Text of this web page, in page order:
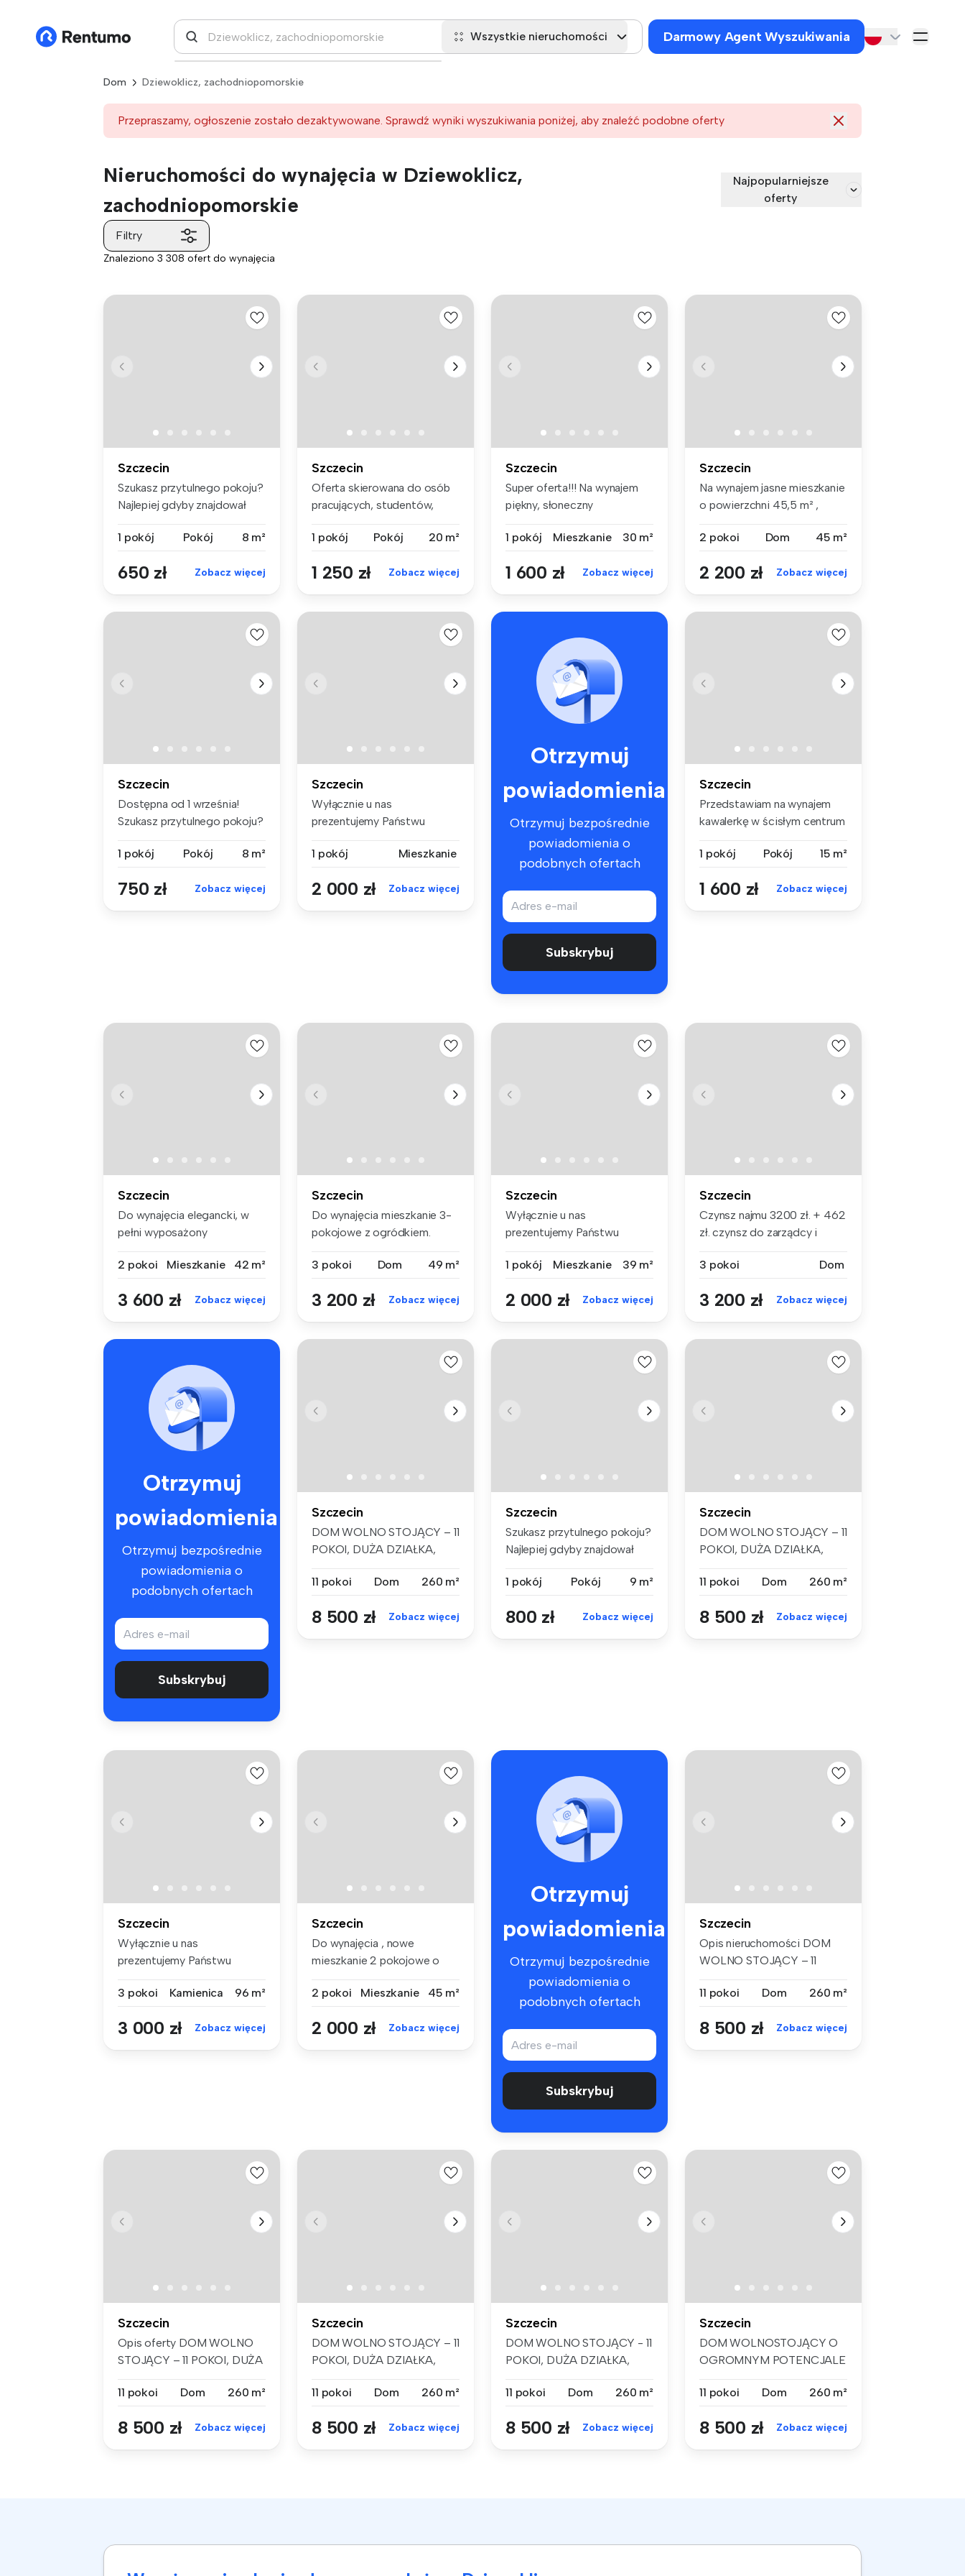
Wszystkie nieruchomości Darmowy Agent Wyszukiwania
Dom Dziewoklicz, zachodniopomorskie
Przepraszamy, ogłoszenie zostało dezaktywowane. Sprawdź wyniki wyszukiwania poniżej, aby znaleźć podobne oferty
Nieruchomości do wynajęcia w Dziewoklicz,
zachodniopomorskie
Najpopularniejsze
oferty
Filtry
Znaleziono 3 308 ofert do wynajęcia
Szczecin
Szukasz przytulnego pokoju?
Najlepiej gdyby znajdował
1 pokój
Pokój 8 m²
650 zł Zobacz więcej
Szczecin
Oferta skierowana do osób
pracujących, studentów,
1 pokój
Pokój 20 m²
1 250 zł Zobacz więcej
Szczecin
Super oferta!!! Na wynajem
piękny, słoneczny
1 pokój
Mieszkanie 30 m²
1 600 zł Zobacz więcej
Szczecin
Na wynajem jasne mieszkanie
o powierzchni 45,5 m² ,
2 pokoi
Dom 45 m²
2 200 zł Zobacz więcej
Szczecin
Dostępna od 1 września!
Szukasz przytulnego pokoju?
1 pokój
Pokój 8 m²
750 zł Zobacz więcej
Szczecin
Wyłącznie u nas
prezentujemy Państwu
1 pokój
Mieszkanie
2 000 zł Zobacz więcej
Otrzymuj
powiadomienia
Otrzymuj bezpośrednie
powiadomienia o
podobnych ofertach
Subskrybuj
Szczecin
Przedstawiam na wynajem
kawalerkę w ścisłym centrum
1 pokój
Pokój 15 m²
1 600 zł Zobacz więcej
Szczecin
Do wynajęcia elegancki, w
pełni wyposażony
2 pokoi
Mieszkanie 42 m²
3 600 zł Zobacz więcej
Szczecin
Do wynajęcia mieszkanie 3-
pokojowe z ogródkiem.
3 pokoi
Dom 49 m²
3 200 zł Zobacz więcej
Szczecin
Wyłącznie u nas
prezentujemy Państwu
1 pokój
Mieszkanie 39 m²
2 000 zł Zobacz więcej
Szczecin
Czynsz najmu 3200 zł. + 462
zł. czynsz do zarządcy i
3 pokoi
Dom
3 200 zł Zobacz więcej
Otrzymuj
powiadomienia
Otrzymuj bezpośrednie
powiadomienia o
podobnych ofertach
Subskrybuj
Szczecin
DOM WOLNO STOJĄCY – 11
POKOI, DUŻA DZIAŁKA,
11 pokoi
Dom 260 m²
8 500 zł Zobacz więcej
Szczecin
Szukasz przytulnego pokoju?
Najlepiej gdyby znajdował
1 pokój
Pokój 9 m²
800 zł Zobacz więcej
Szczecin
DOM WOLNO STOJĄCY – 11
POKOI, DUŻA DZIAŁKA,
11 pokoi
Dom 260 m²
8 500 zł Zobacz więcej
Szczecin
Wyłącznie u nas
prezentujemy Państwu
3 pokoi
Kamienica 96 m²
3 000 zł Zobacz więcej
Szczecin
Do wynajęcia , nowe
mieszkanie 2 pokojowe o
2 pokoi
Mieszkanie 45 m²
2 000 zł Zobacz więcej
Otrzymuj
powiadomienia
Otrzymuj bezpośrednie
powiadomienia o
podobnych ofertach
Subskrybuj
Szczecin
Opis nieruchomości DOM
WOLNO STOJĄCY – 11
11 pokoi
Dom 260 m²
8 500 zł Zobacz więcej
Szczecin
Opis oferty DOM WOLNO
STOJĄCY – 11 POKOI, DUŻA
11 pokoi
Dom 260 m²
8 500 zł Zobacz więcej
Szczecin
DOM WOLNO STOJĄCY – 11
POKOI, DUŻA DZIAŁKA,
11 pokoi
Dom 260 m²
8 500 zł Zobacz więcej
Szczecin
DOM WOLNO STOJĄCY - 11
POKOI, DUŻA DZIAŁKA,
11 pokoi
Dom 260 m²
8 500 zł Zobacz więcej
Szczecin
DOM WOLNOSTOJĄCY O
OGROMNYM POTENCJALE
11 pokoi
Dom 260 m²
8 500 zł Zobacz więcej